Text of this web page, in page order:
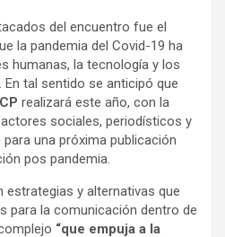
del encuentro fue el
la pandemia del Covid-19 ha
humanas, la tecnología y los
tal sentido se anticipó que
realizará este año, con la
sociales, periodísticos y
una próxima publicación
pos pandemia.
estrategias y alternativas que
para la comunicación dentro de
“que empuja a la